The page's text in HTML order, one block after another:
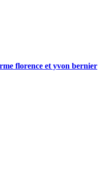
florence et yvon bernier